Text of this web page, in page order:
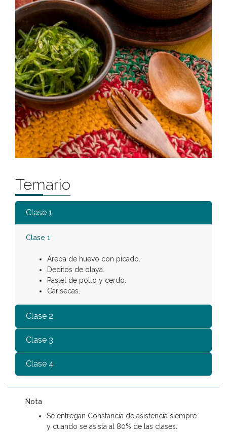
Temario
Clase 1
Clase 1
Arepa de huevo con picado.
Deditos de olaya.
Pastel de pollo y cerdo.
Carisecas.
Clase 2
Clase 3
Clase 4
Nota
Se entregan Constancia de asistencia siempre
y cuando se asista al 80% de las clases.